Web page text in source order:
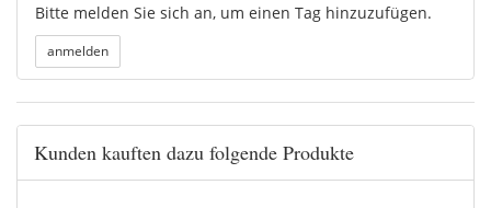
Bitte melden Sie sich an, um einen Tag hinzuzufügen.
Kunden kauften dazu folgende Produkte